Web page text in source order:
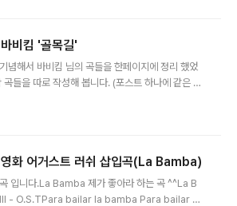
에 농담 없이 달리는 이 길에 내일을 묻고 매일 난
저 높이 나는 새 난 따라 달리네 정착도 목적도
지 달리는 내 자리 구름 위에..
비킴 '골목길'
념해서 바비킴 님의 곡들을 한페이지에 정리 했었
들을 따로 작성해 봅니다. (포스트 하나에 같은 곡
커튼이 드리워진 너의 창문을 말없이 바라 보았
면서 후회를 하네골목길 접어들 때에 내 가슴은
너의 창문을 말없이 바라 보았지만나면 아무 말
슴 태우네바보처럼 한 마디 못하구서 뒤돌아가면
화 어거스트 러쉬 삽입곡(La Bamba)
입니다.La Bamba 제가 좋아라 하는 곡 ^^La B
- O.S.TPara bailar la bamba Para bailar la